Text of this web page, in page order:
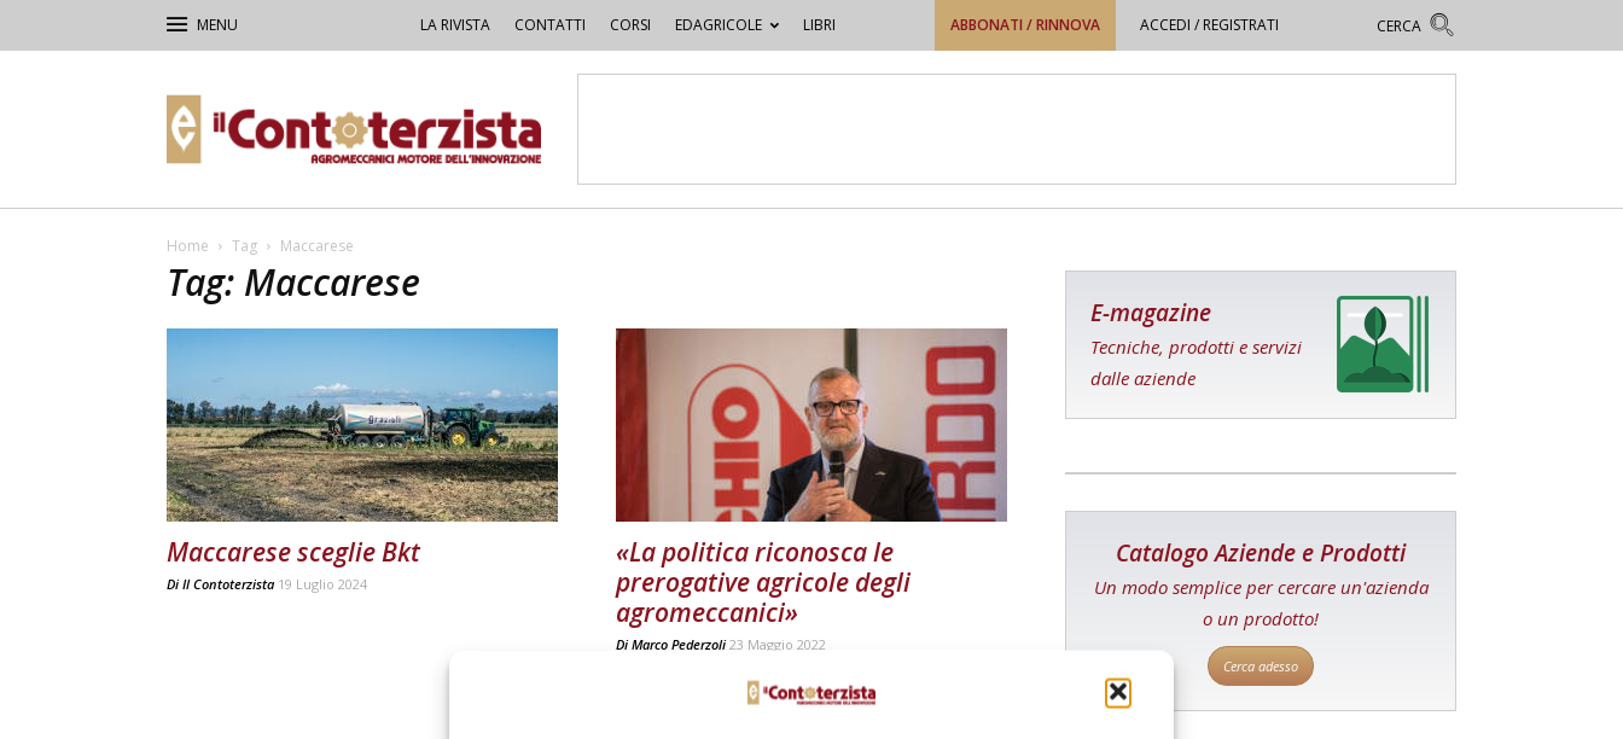
LA RIVISTA CONTATTI CORSI EDAGRICOLE LIBRI ABBONATI / RINNOVA ACCEDI / REGISTRATI
Contoterzista
Home Tag Maccarese
Tag: Maccarese
Maccarese sceglie Bkt
Di Il Contoterzista 19 Luglio 2024
«La politica riconosca le
prerogative agricole degli
agromeccanici»
Di Marco Pederzoli 23 Maggio 2022
E-magazine
Tecniche, prodotti e servizi
dalle aziende
Catalogo Aziende e Prodotti
Un modo semplice per cercare un'azienda
o un prodotto!
Cerca adesso